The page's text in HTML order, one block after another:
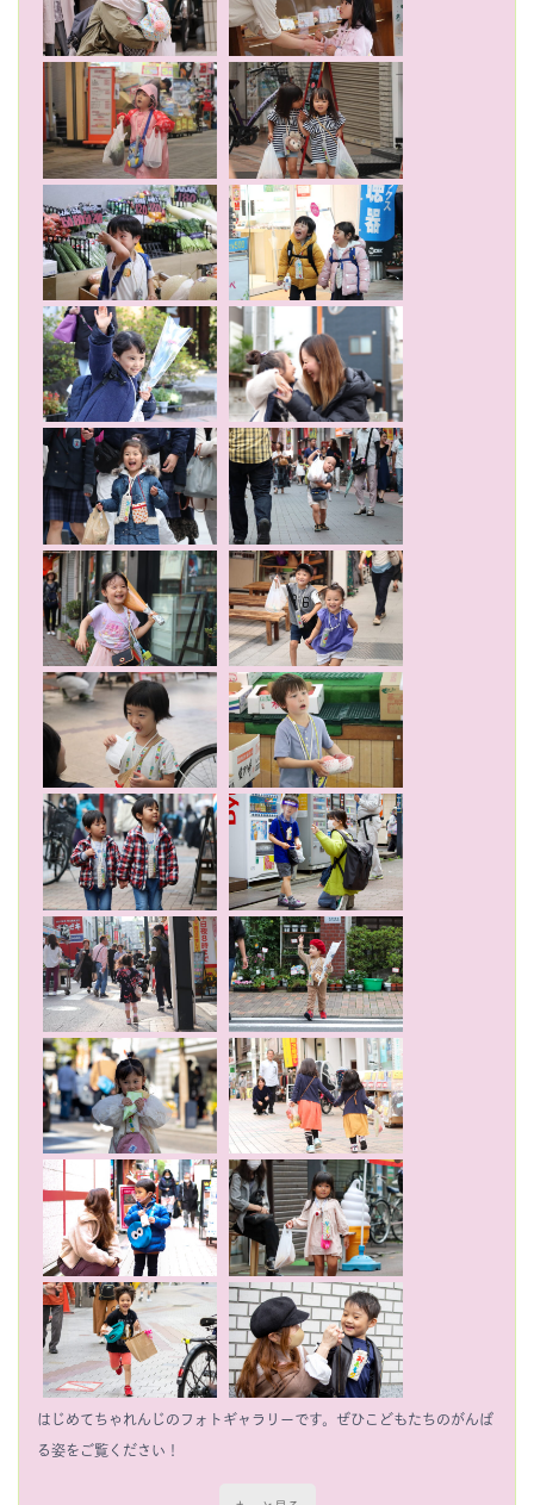
はじめてちゃれんじのフォトギャラリーです。ぜひこどもたちのがんば
る姿をご覧ください！